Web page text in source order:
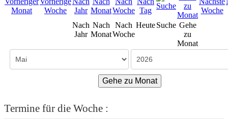
Nach
Jahr
Nach
Monat
Nach
Woche
HeuteSuche Gehe
zu
Monat
Gehe zu Monat
Termine für die Woche :